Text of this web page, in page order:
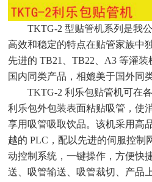
TKTG-2 型贴管机系列是我
高效和稳定的特点在贴管家族中
先进的 TB21、TB22、A3 等灌
国内同类产品，相媲美于国外同
TKTG-2 利乐包贴管机可在
利乐包外包装表面粘贴吸管，使
享用吸管吸取饮品。该机采用高
越的 PLC，配以先进的伺服控制
动控制系统，一键操作，方便快
送、吸管输送、吸管裁切、产品